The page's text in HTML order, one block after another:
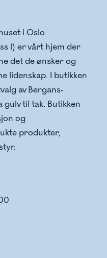
i Oslo
1) er vårt hjem der
det de ønsker og
lidenskap. I butikken
av Bergans-
til tak. Butikken
og
produkter,